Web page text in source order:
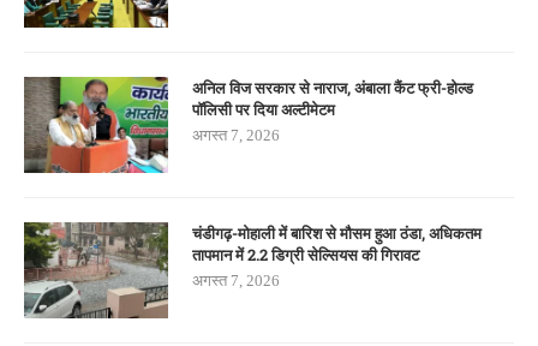
अनिल विज सरकार से नाराज, अंबाला कैंट फ्री-होल्ड
पॉलिसी पर दिया अल्टीमेटम
अगस्त 7, 2026
चंडीगढ़-मोहाली में बारिश से मौसम हुआ ठंडा, अधिकतम
तापमान में 2.2 डिग्री सेल्सियस की गिरावट
अगस्त 7, 2026